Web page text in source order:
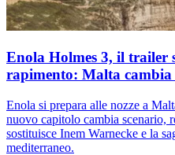
Enola Holmes 3, il trailer
rapimento: Malta
Enola si prepara alle nozze a
nuovo capitolo cambia scenario,
sostituisce Inem Warnecke e la
mediterraneo.